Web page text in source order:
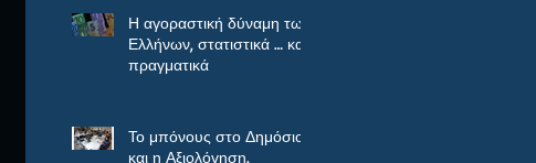
Η αγοραστική δύναμη των
Ελλήνων, στατιστικά … και
πραγματικά
Το μπόνους στο Δημόσιο
και η Αξιολόγηση.